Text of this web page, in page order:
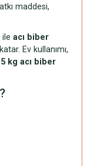
maddesi,
ile acı biber
Ev kullanımı,
5 kg acı biber